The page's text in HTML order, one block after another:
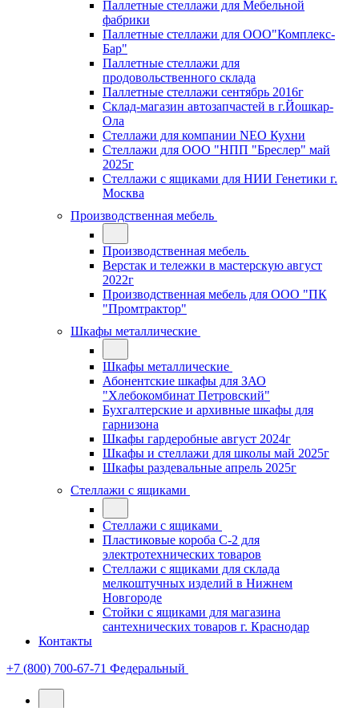
Паллетные стеллажи для Мебельной
фабрики
Паллетные стеллажи для ООО"Комплекс-
Бар"
Паллетные стеллажи для
продовольственного склада
Паллетные стеллажи сентябрь 2016г
Склад-магазин автозапчастей в г.Йошкар-
Ола
Стеллажи для компании NEO Кухни
Стеллажи для ООО "НПП "Бреслер" май
2025г
Стеллажи с ящиками для НИИ Генетики г.
Москва
Производственная мебель
Производственная мебель
Верстак и тележки в мастерскую август
2022г
Производственная мебель для ООО "ПК
"Промтрактор"
Шкафы металлические
Шкафы металлические
Абонентские шкафы для ЗАО
"Хлебокомбинат Петровский"
Бухгалтерские и архивные шкафы для
гарнизона
Шкафы гардеробные август 2024г
Шкафы и стеллажи для школы май 2025г
Шкафы раздевальные апрель 2025г
Стеллажи с ящиками
Стеллажи с ящиками
Пластиковые короба С-2 для
электротехнических товаров
Стеллажи с ящиками для склада
мелкоштучных изделий в Нижнем
Новгороде
Стойки с ящиками для магазина
сантехнических товаров г. Краснодар
Контакты
+7 (800) 700-67-71 Федеральный